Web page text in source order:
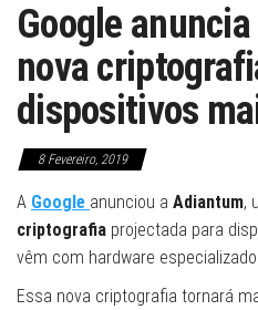
Google
nova
dispositivos
8 Fevereiro, 2019
A Google anunciou a Adiantum,
criptografia projectada para
vêm com hardware
Essa nova criptografia tornará